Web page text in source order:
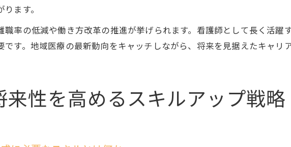
ます。
職率の低減や働き方改革の推進が挙げられます。看護師として長く活
す。地域医療の最新動向をキャッチしながら、将来を見据えたキャリ
来性を高めるスキルアップ戦略